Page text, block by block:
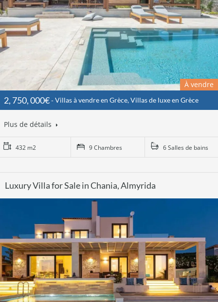
À vendre
2, 750, 000€ Villas à vendre en Grèce, Villas de luxe en Grèce
Plus de détails
432 m2 9 Chambres 6 Salles de bains
Luxury Villa for Sale in Chania, Almyrida